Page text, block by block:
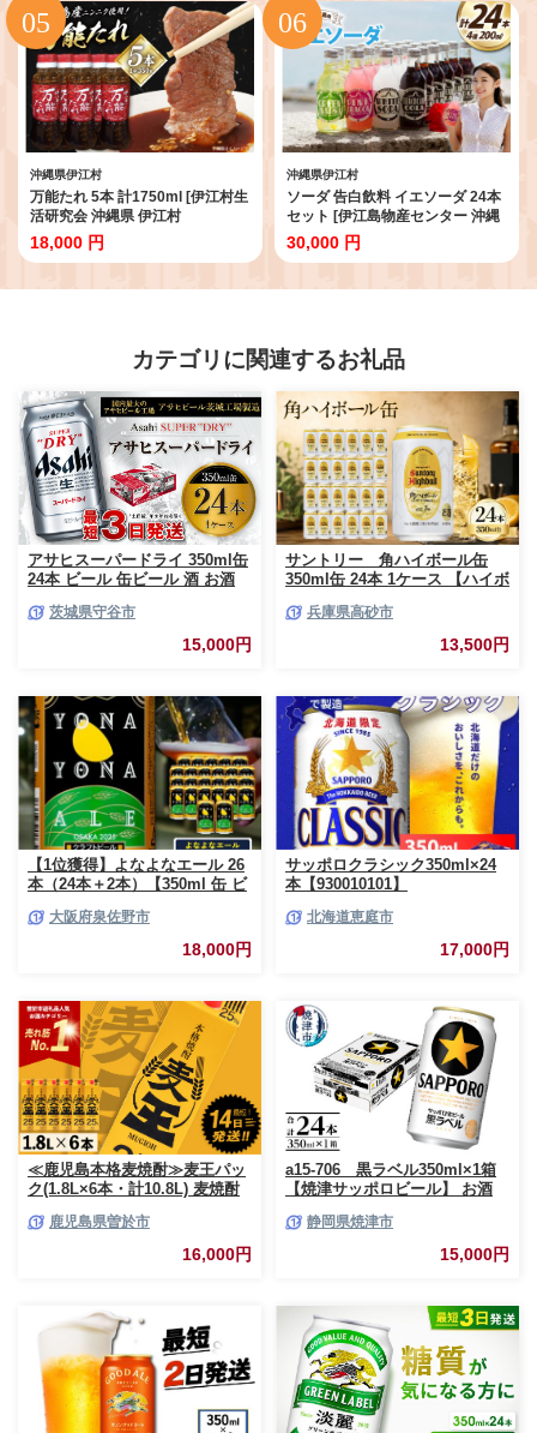
じゅーしぃ 沖縄郷土料理 炊き込
みご飯
沖縄県伊江村
万能たれ 5本 計1750ml [伊江村生
活研究会 沖縄県 伊江村
ie47bde300000] ニンニク ショウ
ガ 味付け 肉料理 コク お取り寄せ
18,000 円
沖縄県伊江村
ソーダ 告白飲料 イエソーダ 24本
セット [伊江島物産センター 沖縄
県 伊江村 ie47bde210012] 炭酸
シュワシュワ 清涼飲料 クラフト
30,000 円
カテゴリに関連するお礼品
アサヒスーパードライ 350ml缶
24本 ビール 缶ビール 酒 お酒
茨城県守谷市
15,000円
サントリー 角ハイボール缶
350ml缶 24本 1ケース 【ハイボ
県 高砂市 ふるさと納税】
兵庫県高砂市
13,500円
【1位獲得】よなよなエール 26
本（24本＋2本）【350ml 缶 ビ
み比べ 晩酌 高評価 家計応援 特
別規格 ヤッホーブルーイング
スピード発送】 G3897-1
大阪府泉佐野市
18,000円
サッポロクラシック350ml×24
本【930010101】
北海道恵庭市
17,000円
≪鹿児島本格麦焼酎≫麦王パッ
ク(1.8L×6本・計10.8L) 麦焼酎
v02鹿児島県曽於市
16,000円
a15-706 黒ラベル350ml×1箱
【焼津サッポロビール】 お酒
ッポロ サッポロビール 黒ラベ
静岡県焼津市
15,000円